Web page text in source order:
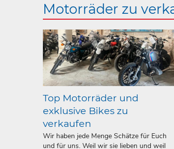
Motorräder zu
Top Motorräder und
exklusive Bikes zu
verkaufen
Wir haben jede Menge Schätze für Euch
und für uns. Weil wir sie lieben und weil